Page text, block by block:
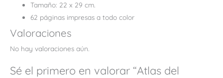
Tamaño: 22 x 29 cm.
62 páginas impresas a todo color
Valoraciones
No hay valoraciones aún.
Sé el primero en valorar “Atlas del